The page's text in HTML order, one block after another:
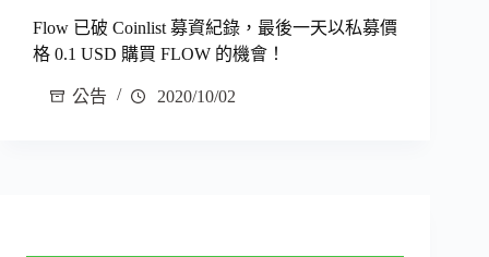
Flow 已破 Coinlist 募資紀錄，最後一天以私募價
格 0.1 USD 購買 FLOW 的機會！
公告 2020/10/02